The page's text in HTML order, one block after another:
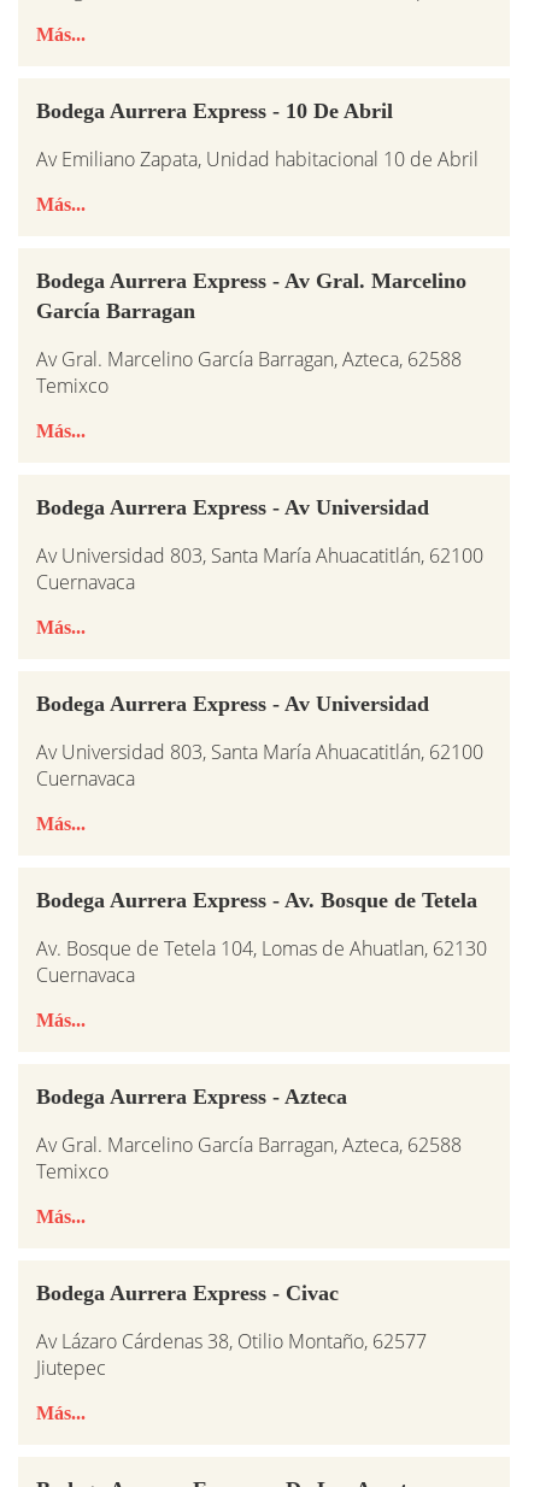
Más...
Bodega Aurrera Express - 10 De Abril
Av Emiliano Zapata, Unidad habitacional 10 de Abril
Más...
Bodega Aurrera Express - Av Gral. Marcelino
García Barragan
Av Gral. Marcelino García Barragan, Azteca, 62588
Temixco
Más...
Bodega Aurrera Express - Av Universidad
Av Universidad 803, Santa María Ahuacatitlán, 62100
Cuernavaca
Más...
Bodega Aurrera Express - Av Universidad
Av Universidad 803, Santa María Ahuacatitlán, 62100
Cuernavaca
Más...
Bodega Aurrera Express - Av. Bosque de Tetela
Av. Bosque de Tetela 104, Lomas de Ahuatlan, 62130
Cuernavaca
Más...
Bodega Aurrera Express - Azteca
Av Gral. Marcelino García Barragan, Azteca, 62588
Temixco
Más...
Bodega Aurrera Express - Civac
Av Lázaro Cárdenas 38, Otilio Montaño, 62577
Jiutepec
Más...